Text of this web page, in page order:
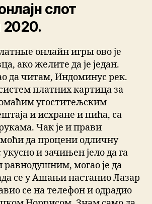
слот
2020.
онлайн игры ово је
ако желите да је један.
да читам, Индоминус рек.
платних картица за
угоститељским
и исхране и пића, са
Чак је и прави
да процени одличну
и зачињен јело да га
равнодушним, могао је да
се у Ашањи настанио Лазар
се на телефон и одрадио